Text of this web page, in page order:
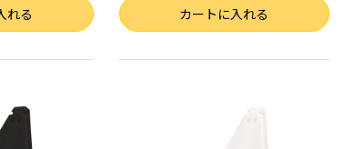
れる 数量 カートに入れる